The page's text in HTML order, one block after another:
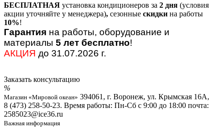
БЕСПЛАТНАЯ установка кондиционеров за 2 дня (условия
акции уточняйте у менеджера), сезонные скидки на работы
10%!
Гарантия на работы, оборудование и
материалы 5 лет бесплатно!
АКЦИЯ до 31.07.2026 г.
Заказать консультацию
Магазин «Мировой океан» 394061, г. Воронеж, ул. Крымская 16А,
8 (473) 258-50-23. Время работы: Пн-Сб с 9:00 до 18:00 почта:
2585023@ice36.ru
Важная информация